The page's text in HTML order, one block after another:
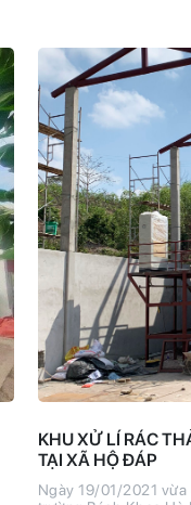
KHU XỬ LÍ RÁC
TẠI XÃ HỘ ĐÁP
Ngày 19/01/2021